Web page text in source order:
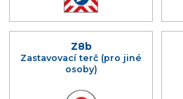
Z8b
Zastavovací terč (pro jiné
osoby)